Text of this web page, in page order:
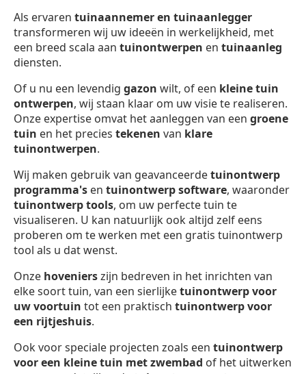
Als ervaren tuinaannemer en tuinaanlegger
transformeren wij uw ideeën in werkelijkheid, met
een breed scala aan tuinontwerpen en tuinaanleg
diensten.
Of u nu een levendig gazon wilt, of een kleine tuin
ontwerpen, wij staan klaar om uw visie te realiseren.
Onze expertise omvat het aanleggen van een groene
tuin en het precies tekenen van klare
tuinontwerpen.
Wij maken gebruik van geavanceerdetuinontwerp
programma's en tuinontwerp software, waaronder
tuinontwerptools, om uw perfecte tuin te
visualiseren. U kan natuurlijk ook altijd zelf eens
proberen om te werken met een gratis tuinontwerp
tool als u dat wenst.
Onze hovenierszijn bedreven in het inrichten van
elke soort tuin, van een sierlijketuinontwerp voor
uw voortuin tot een praktisch tuinontwerp voor
een rijtjeshuis.
Ook voor speciale projecten zoals een tuinontwerp
voor een kleine tuin met zwembad of het uitwerken